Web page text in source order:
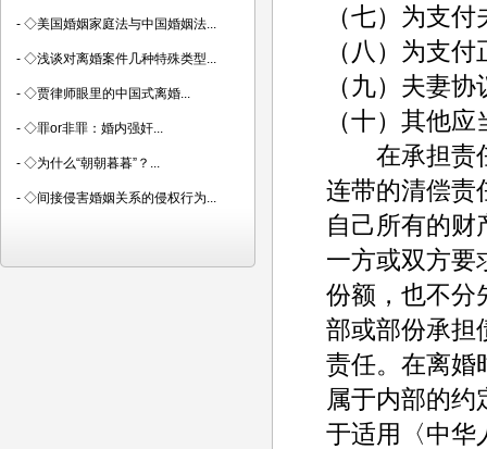
（七）为支
（八）为支
（九）夫妻
（十）其他
在承担责任
连带的清偿责
自己所有的财
一方或双方要
份额，也不分
部或部份承担
责任。在离婚
属于内部的约
于适用〈中华
- ◇美国婚姻家庭法与中国婚姻法...
- ◇浅谈对离婚案件几种特殊类型...
- ◇贾律师眼里的中国式离婚...
- ◇罪or非罪：婚内强奸...
- ◇为什么“朝朝暮暮”？...
- ◇间接侵害婚姻关系的侵权行为...